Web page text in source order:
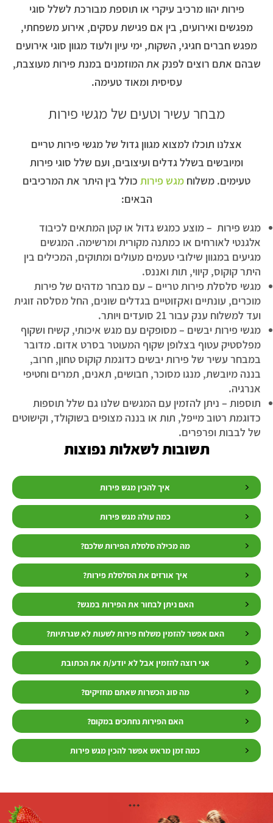
פירות יהוו מרכיב עיקרי או תוספת מבורכת לשלל סוגי
מפגשים ואירועים, בין אם פגישת עסקים, אירוע משפחתי,
מפגש חברים חגיגי, השקות, ימי עיון ולעוד מגוון סוגי אירועים
שבהם אתם רוצים לפנק את המוזמנים במנת פירות מעוצבת,
עסיסית ומאוד טעימה.
מבחר עשיר וטעים של מגשי פירות
אצלנו תוכלו למצוא מגוון גדול של מגשי פירות טריים
ומיובשים בשלל גדלים ועיצובים, ועם שלל סוגי פירות
טעימים. משלוח מגש פירות כולל בין היתר את המרכיבים
הבאים:
מגש פירות – מוצע כמגש גדול או קטן המתאים לכיבוד
אלגנטי לאורחים או כמתנה מקורית ומרשימה. המגשים
מגיעים במגוון שילובי טעמים מעולים ומתוקים, המכילים בין
היתר קוקוס, קיווי, תות ואננס.
מגשי סלסלת פירות טריים – עם מבחר מדהים של פירות
מוכרים, עונתיים ואקזוטיים בגדלים שונים, החל מסלסה זוגית
ועד למשלוח ענק עבור 21 סועדים ויותר.
מגשי פירות יבשים – מסופקים עם מגש איכותי, קשיח ושקוף
מפלסטיק עטוף בצלופן שקוף המעוטר בסרט אדום. מדובר
במבחר עשיר של פירות יבשים כדוגמת קוקוס טחון, חרוב,
בננה מיובשת, מנגו מסוכר, חבושים, תאנים, תמרים וחטיפי
אנרגיה.
תוספות – ניתן להזמין עם המגשים שלנו גם שלל תוספות
כדוגמת רטוב מייפל, תות או בננה מצופים בשוקולד, וקישוטים
של לבבות ופרפרים.
תשובות לשאלות נפוצות
איך להכין מגש פירות
כמה עולה מגש פירות
מה מכילה סלסלת הפירות שלכם?
איך אורזים את הסלסלת פירות?
האם ניתן לבחור את הפירות במגש?
האם אפשר להזמין משלוח פירות לשעות לא שגרתיות?
אני רוצה להזמין אבל לא יודע/ת את הכתובת
מה סוג הכשרות שאתם מחזיקים?
האם הפירות נחתכים במקום?
כמה זמן מראש אפשר להכין מגש פירות